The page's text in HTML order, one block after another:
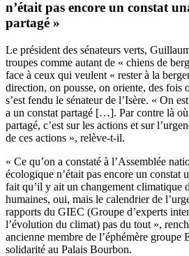
n’était pas encore un constat
partagé »
Le président des sénateurs verts,
troupes comme autant de « chiens de
face à ceux qui veulent « rester à la
direction, on pousse, on oriente, des fois
s’est fendu le sénateur de l’Isère. « On
a un constat partagé […]. Par contre là où
partagé, c’est sur les actions et sur
de ces actions », relève-t-il.
« Ce qu’on a constaté à l’Assemblée
écologique n’était pas encore un constat
fait qu’il y ait un changement climatique
humaines, oui, mais le calendrier de
rapports du GIEC (Groupe d’experts
l’évolution du climat) pas du tout »,
ancienne membre de l’éphémère groupe
solidarité au Palais Bourbon.